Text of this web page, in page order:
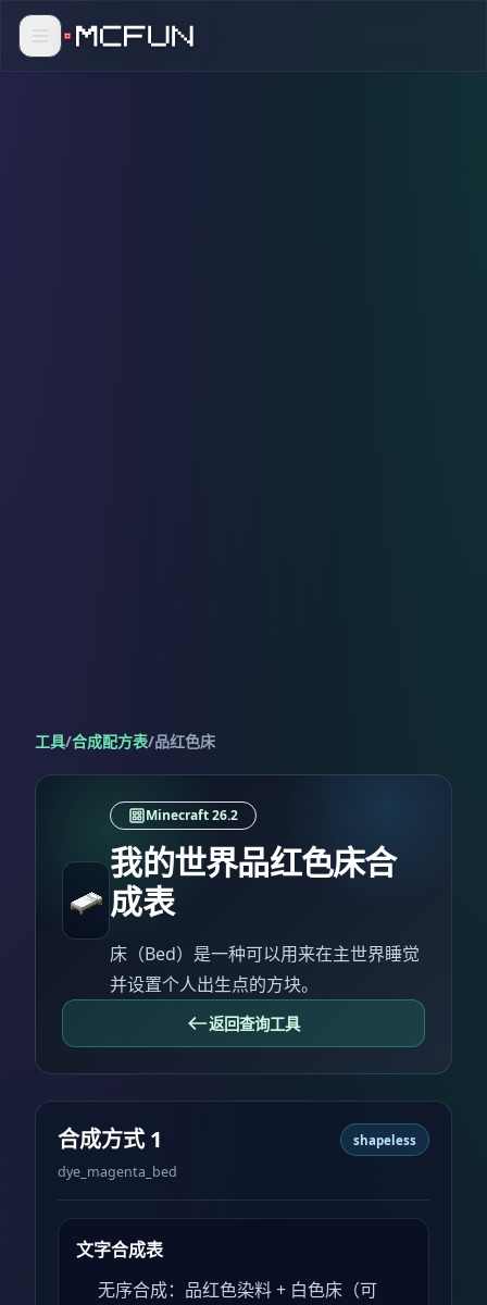
工具/合成配方表/品红色床
Minecraft 26.2
我的世界品红色床合
成表
床（Bed）是一种可以用来在主世界睡觉
并设置个人出生点的方块。
返回查询工具
合成方式 1
dye_magenta_bed
shapeless
文字合成表
无序合成：品红色染料 + 白色床（可